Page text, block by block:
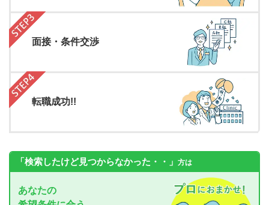
面接・条件交渉
転職成功!!
「検索したけど見つからなかった・・」 方は
あなたの